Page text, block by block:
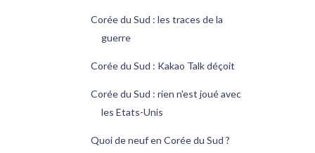
Corée du Sud : les traces de la
guerre
Corée du Sud : Kakao Talk déçoit
Corée du Sud : rien n'est joué avec
les Etats-Unis
Quoi de neuf en Corée du Sud ?